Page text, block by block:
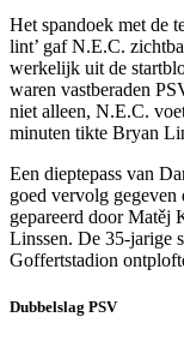
Het spandoek met de
lint’ gaf N.E.C.
werkelijk uit de
waren vastberaden
niet alleen, N.E.C.
minuten tikte Bryan
Een dieptepass van
goed vervolg
gepareerd door Matěj
Linssen. De 35-jarige
Goffertstadion
Dubbelslag PSV